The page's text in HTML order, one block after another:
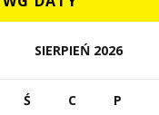
SIERPIEŃ 2026
Ś C P